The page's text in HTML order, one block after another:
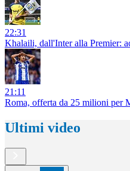
22:31
Khalaili, dall'Inter alla Premier:
21:11
Roma, offerta da 25 milioni per
Ultimi video